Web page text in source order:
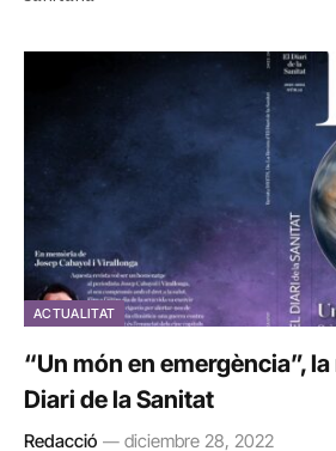
ACTUALITAT
“Un món en emergència”,
Diari de la Sanitat
Redacció diciembre 28, 2022